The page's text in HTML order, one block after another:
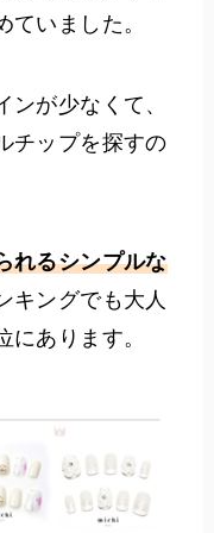
いました。
が少なくて、
チップを探すの
れるシンプルな
キングでも大人
にあります。